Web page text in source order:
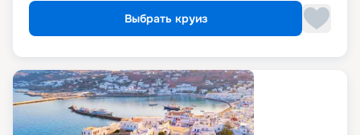
Выбрать круиз